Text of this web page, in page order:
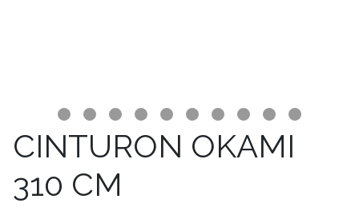
CINTURON OKAMI
310 CM